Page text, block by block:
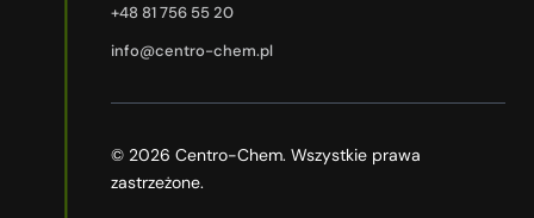
+48 81 756 55 20
info@centro-chem.pl
© 2026 Centro-Chem. Wszystkie prawa
zastrzeżone.